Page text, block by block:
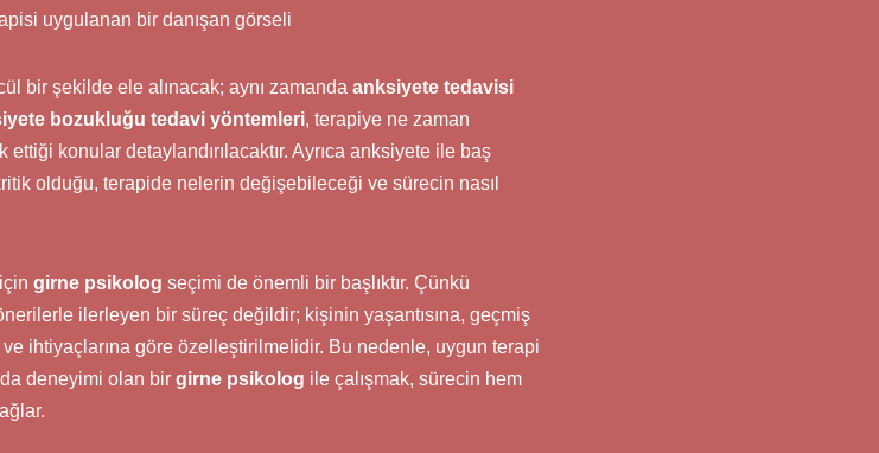
bir şekilde ele alınacak; aynı zamanda anksiyete tedavisi
bozukluğu tedavi yöntemleri, terapiye ne zaman
ettiği konular detaylandırılacaktır. Ayrıca anksiyete ile baş
olduğu, terapide nelerin değişebileceği ve sürecin nasıl
girne psikolog seçimi de önemli bir başlıktır. Çünkü
ilerleyen bir süreç değildir; kişinin yaşantısına, geçmiş
ihtiyaçlarına göre özelleştirilmelidir. Bu nedenle, uygun terapi
deneyimi olan bir girne psikolog ile çalışmak, sürecin hem